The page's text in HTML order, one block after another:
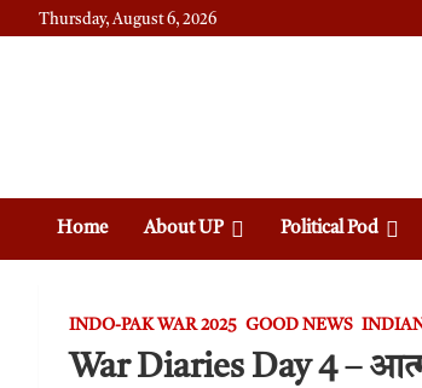
Thursday, August 6, 2026
Home About UP Political Pod
INDO-PAK WAR 2025 GOOD NEWS
War Diaries Day 4 –